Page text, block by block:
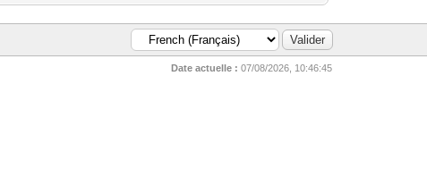
Date actuelle : 07/08/2026, 10:46:45